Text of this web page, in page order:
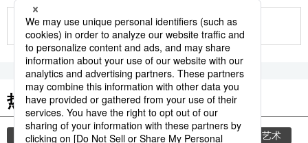
更多
热门关键词
旅游 教育 生活与旅游 时事社新闻 艺术